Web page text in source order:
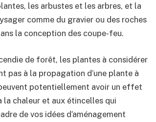
les arbustes et les arbres, et la
comme du gravier ou des roches
la conception des coupe-feu.
de forêt, les plantes à considérer
pas à la propagation d’une plante à
potentiellement avoir un effet
chaleur et aux étincelles qui
de vos idées d’aménagement